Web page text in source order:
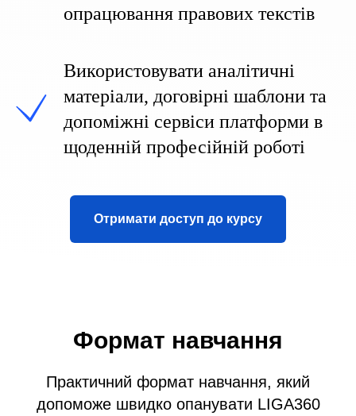
опрацювання правових текстів
Використовувати аналітичні
матеріали, договірні шаблони та
допоміжні сервіси платформи в
щоденній професійній роботі
Отримати доступ до курсу
Формат навчання
Практичний формат навчання, який
допоможе швидко опанувати LIGA360